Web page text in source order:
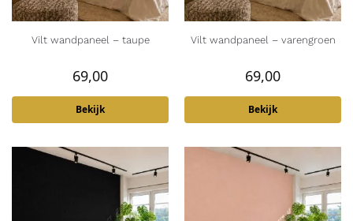
Vilt wandpaneel – taupe
69,00
Bekijk
Vilt wandpaneel – varengroen
69,00
Bekijk